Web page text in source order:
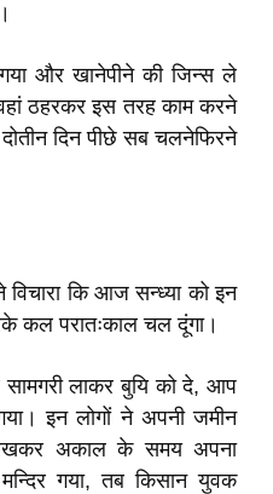
और खानेपीने की जिन्स ले
ठहरकर इस तरह काम करने
दिन पीछे सब चलनेफिरने
विचारा कि आज सन्ध्या को इन
कल परातःकाल चल दूंगा।
लाकर बुयि को दे, आप
इन लोगों ने अपनी जमीन
रखकर अकाल के समय अपना
गया, तब किसान युवक